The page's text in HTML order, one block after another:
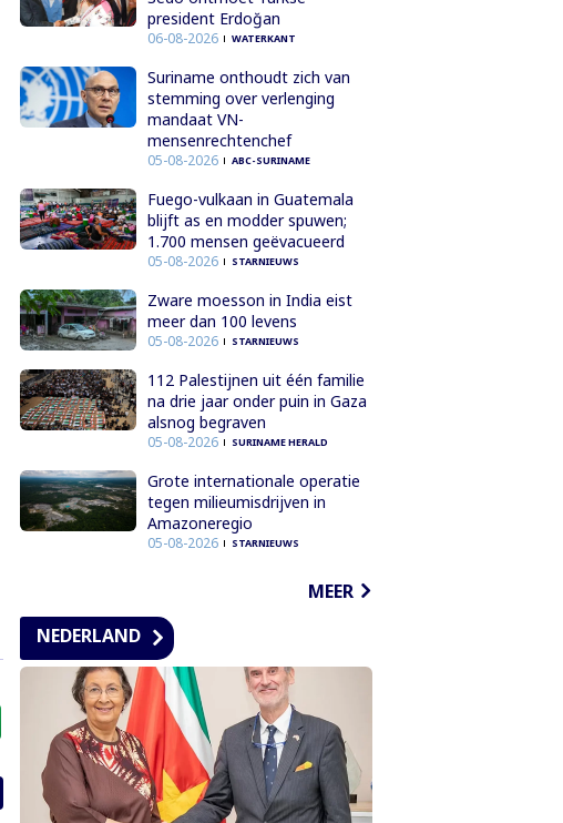
president Erdoğan
06-08-2026 WATERKANT
Suriname onthoudt zich van
stemming over verlenging
mandaat VN-
mensenrechtenchef
05-08-2026 ABC-SURINAME
Fuego-vulkaan in Guatemala
blijft as en modder spuwen;
1.700 mensen geëvacueerd
05-08-2026 STARNIEUWS
Zware moesson in India eist
meer dan 100 levens
05-08-2026 STARNIEUWS
112 Palestijnen uit één familie
na drie jaar onder puin in Gaza
alsnog begraven
05-08-2026 SURINAME HERALD
Grote internationale operatie
tegen milieumisdrijven in
Amazoneregio
05-08-2026 STARNIEUWS
MEER
NEDERLAND